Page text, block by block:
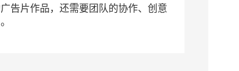
告片作品，还需要团队的协作、创意